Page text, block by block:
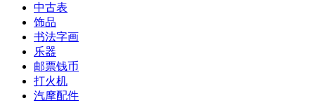
中古表
饰品
书法字画
乐器
邮票钱币
打火机
汽摩配件